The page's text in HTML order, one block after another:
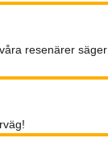
resenärer säger